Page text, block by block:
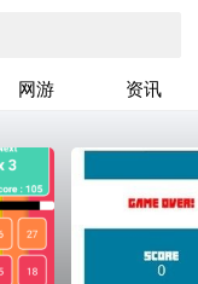
网游 资讯